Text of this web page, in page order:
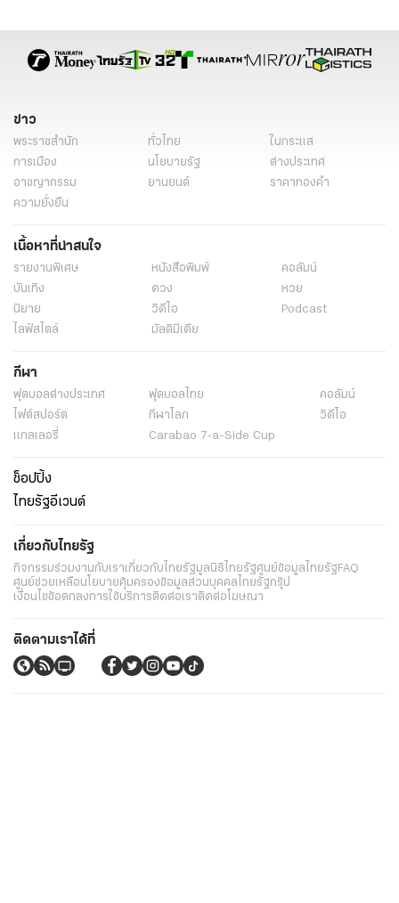
ข่าว
พระราชสำนัก ทั่วไทย
ในกระแส
การเมือง
นโยบายรัฐ
ต่างประเทศ
อาชญากรรม
ยานยนต์
ราคาทองคำ
ความยั่งยืน
เนื้อหาที่น่าสนใจ
รายงานพิเศษ หนังสือพิมพ์
คอลัมน์
บันเทิง
ดวง
หวย
นิยาย
วิดีโอ
Podcast
ไลฟ์สไตล์
มัลติมีเดีย
กีฬา
ฟุตบอลต่่างประเทศ ฟุตบอลไทย
คอลัมน์
ไฟต์สปอร์ต
กีฬาโลก
วิดีโอ
แกลเลอรี่
Carabao 7-a-Side Cup
ช็อปปิ้ง
ไทยรัฐอีเวนต์
เกี่ยวกับไทยรัฐ
กิจกรรมร่วมงานกับเราเกี่ยวกับไทยรัฐมูลนิธิไทยรัฐศูนย์ข้อมูลไทยรัฐFAQ
ศูนย์ช่วยเหลือนโยบายคุ้มครองข้อมูลส่วนบุคคลไทยรัฐกรุ๊ป
เงื่อนไขข้อตกลงการใช้บริการติดต่อเราติดต่อโฆษณา
ติดตามเราได้ที่